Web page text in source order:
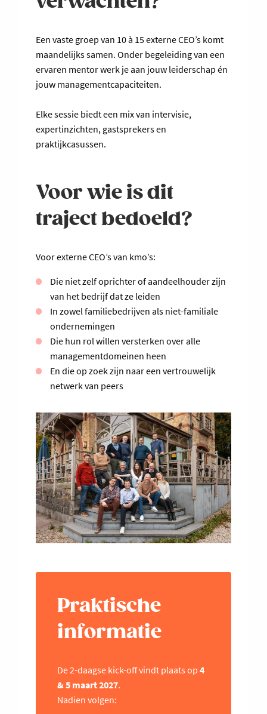
Een vaste groep van 10 à 15 externe CEO’s komt
maandelijks samen. Onder begeleiding van een
ervaren mentor werk je aan jouw leiderschap én
jouw managementcapaciteiten.
Elke sessie biedt een mix van intervisie,
expertinzichten, gastsprekers en
praktijkcasussen.
Voor wie is dit
traject bedoeld?
Voor externe CEO’s van kmo’s:
Die niet zelf oprichter of aandeelhouder zijn
van het bedrijf dat ze leiden
In zowel familiebedrijven als niet-familiale
ondernemingen
Die hun rol willen versterken over alle
managementdomeinen heen
En die op zoek zijn naar een vertrouwelijk
netwerk van peers
Praktische
informatie
De 2-daagse kick-off vindt plaats op 4
& 5 maart 2027.
Nadien volgen: